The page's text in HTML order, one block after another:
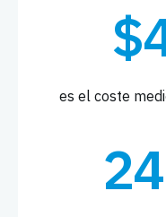
es el coste